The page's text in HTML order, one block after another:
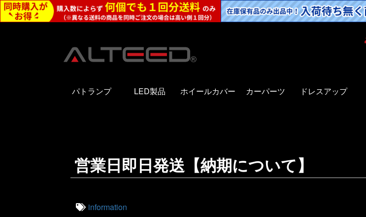
パトランプ LED製品 ホイールカバー カーパーツ ドレスアップ
営業日即日発送【納期について】
information